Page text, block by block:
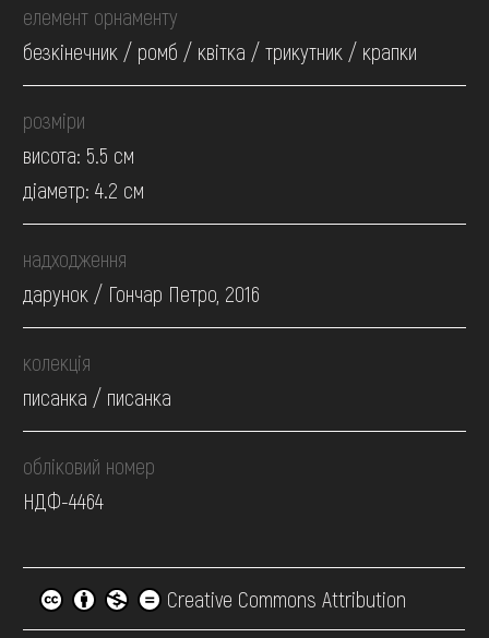
елемент орнаменту
безкінечник / ромб / квітка / трикутник / крапки
розміри
висота: 5.5 см
діаметр: 4.2 см
надходження
дарунок / Гончар Петро, 2016
колекція
писанка / писанка
обліковий номер
НДФ-4464
Creative Commons Attribution